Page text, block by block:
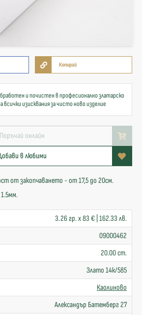
Копирай
и почистен в професионално златарско
всички изисквания за чисто ново изделие
Поръчай онлайн
в любими
от закопчаването - от 17,5 до 20см.
3.26 гр. x 83 € | 162.33 лв.
09000462
20.00 cm.
Злато 14к/585
Каолиново
Александър Батемберг 27